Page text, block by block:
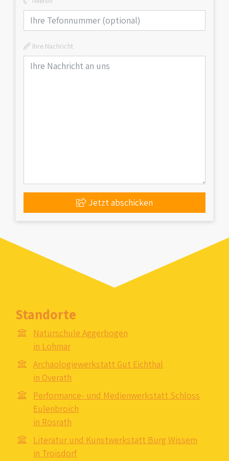
Ihre Nachricht
Jetzt abschicken
Standorte
Naturschule Aggerbogen
in Lohmar
Archäologiewerkstatt Gut Eichthal
in Overath
Performance- und Medienwerkstatt Schloss
Eulenbroich
in Rösrath
Literatur und Kunstwerkstatt Burg Wissem
in Troisdorf